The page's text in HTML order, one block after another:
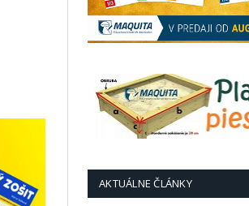
AKTUÁLNE ČLÁNKY